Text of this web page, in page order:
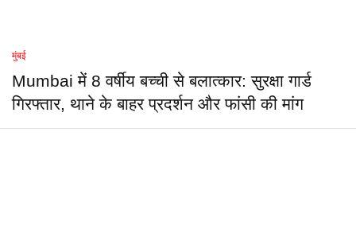
मुंबई
Mumbai में 8 वर्षीय बच्ची से बलात्कार: सुरक्षा गार्ड
गिरफ्तार, थाने के बाहर प्रदर्शन और फांसी की मांग